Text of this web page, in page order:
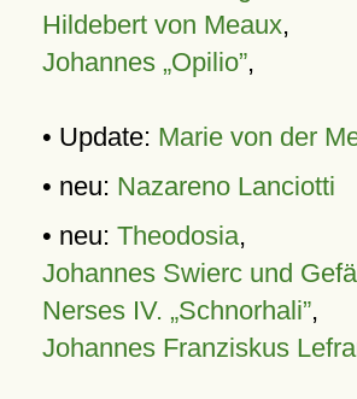
Hildebert von Meaux,
Johannes „Opilio”,
• Update: Marie von der
• neu: Nazareno Lanciotti
• neu: Theodosia,
Johannes Swierc und
Nerses IV. „Schnorhali”,
Johannes Franziskus